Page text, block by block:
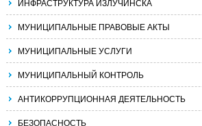
ИНФРАСТРУКТУРА ИЗЛУЧИНСКА
МУНИЦИПАЛЬНЫЕ ПРАВОВЫЕ АКТЫ
МУНИЦИПАЛЬНЫЕ УСЛУГИ
МУНИЦИПАЛЬНЫЙ КОНТРОЛЬ
АНТИКОРРУПЦИОННАЯ ДЕЯТЕЛЬНОСТЬ
БЕЗОПАСНОСТЬ